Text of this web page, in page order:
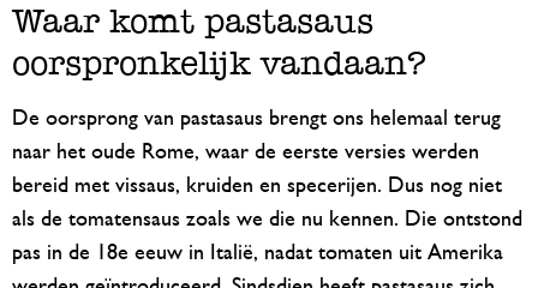
Waar komt pastasaus
oorspronkelijk vandaan?
De oorsprong van pastasaus brengt ons helemaal terug
naar het oude Rome, waar de eerste versies werden
bereid met vissaus, kruiden en specerijen. Dus nog niet
als de tomatensaus zoals we die nu kennen. Die ontstond
pas in de 18e eeuw in Italië, nadat tomaten uit Amerika